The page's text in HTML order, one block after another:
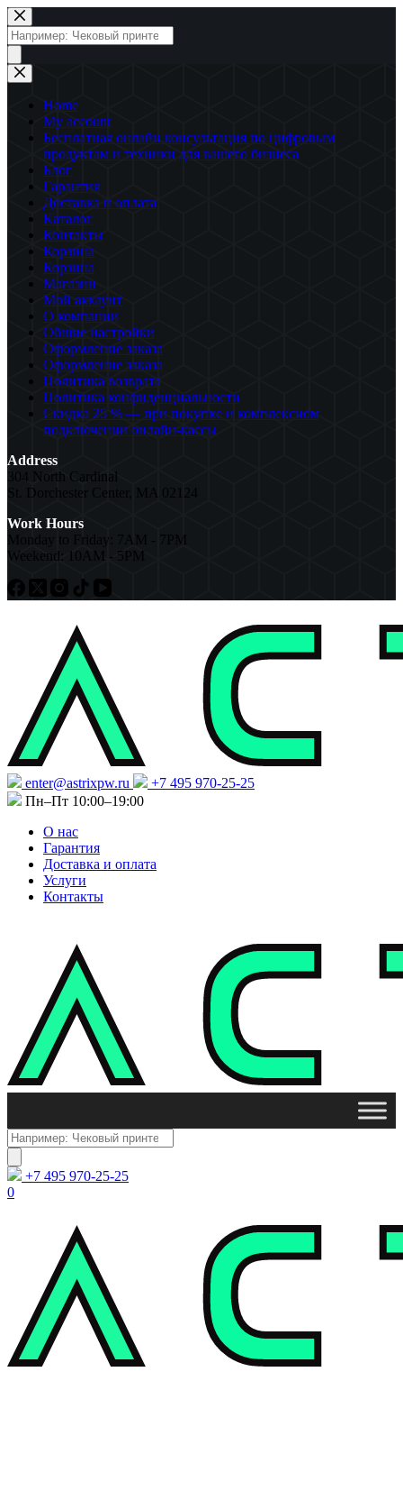
Перейти
к
сути
Поиск
товаров
Home
My account
Бесплатная онлайн консультация по цифровым
продуктам и техники для вашего бизнеса
Блог
Гарантия
Доставка и оплата
Каталог
Контакты
Корзина
Корзина
Магазин
Мой аккаунт
О компании
Общие настройки
Оформление заказа
Оформление заказа
Политика возврата
Политика конфиденциальности
Скидка 25 % — при покупке и комплексном
подключении онлайн-кассы
Address
304 North Cardinal
St. Dorchester Center, MA 02124
Work Hours
Monday to Friday: 7AM - 7PM
Weekend: 10AM - 5PM
enter@astrixpw.ru
+7 495 970-25-25
Пн–Пт 10:00–19:00
О нас
Гарантия
Доставка и оплата
Услуги
Контакты
Поиск
товаров
+7 495 970-25-25
0